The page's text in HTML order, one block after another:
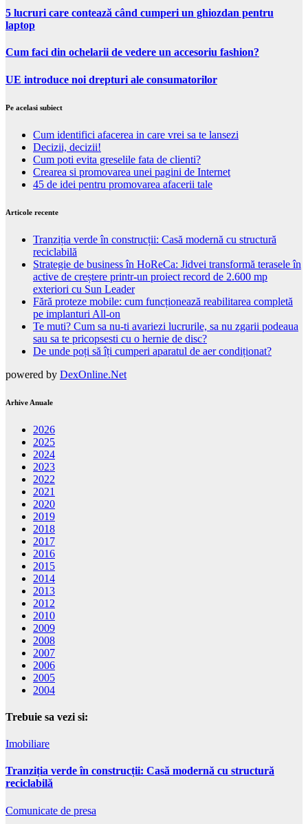
5 lucruri care contează când cumperi un ghiozdan pentru
laptop
Cum faci din ochelarii de vedere un accesoriu fashion?
UE introduce noi drepturi ale consumatorilor
Pe acelasi subiect
Cum identifici afacerea in care vrei sa te lansezi
Decizii, decizii!
Cum poti evita greselile fata de clienti?
Crearea si promovarea unei pagini de Internet
45 de idei pentru promovarea afacerii tale
Articole recente
Tranziția verde în construcții: Casă modernă cu structură
reciclabilă
Strategie de business în HoReCa: Jidvei transformă terasele în
active de creștere printr-un proiect record de 2.600 mp
exteriori cu Sun Leader
Fără proteze mobile: cum funcționează reabilitarea completă
pe implanturi All-on
Te muti? Cum sa nu-ti avariezi lucrurile, sa nu zgarii podeaua
sau sa te pricopsesti cu o hernie de disc?
De unde poți să îți cumperi aparatul de aer condiționat?
powered by DexOnline.Net
Arhive Anuale
2026
2025
2024
2023
2022
2021
2020
2019
2018
2017
2016
2015
2014
2013
2012
2010
2009
2008
2007
2006
2005
2004
Trebuie sa vezi si:
Imobiliare
Tranziția verde în construcții: Casă modernă cu structură
reciclabilă
Comunicate de presa